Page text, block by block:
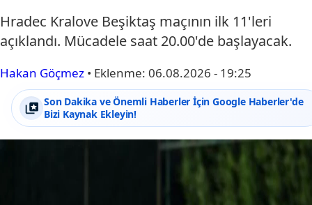
Hradec Kralove Beşiktaş maçının ilk 11'leri
açıklandı. Mücadele saat 20.00'de başlayacak.
Hakan Göçmez • Eklenme: 06.08.2026 - 19:25
Son Dakika ve Önemli Haberler İçin Google Haberler'de
Bizi Kaynak Ekleyin!